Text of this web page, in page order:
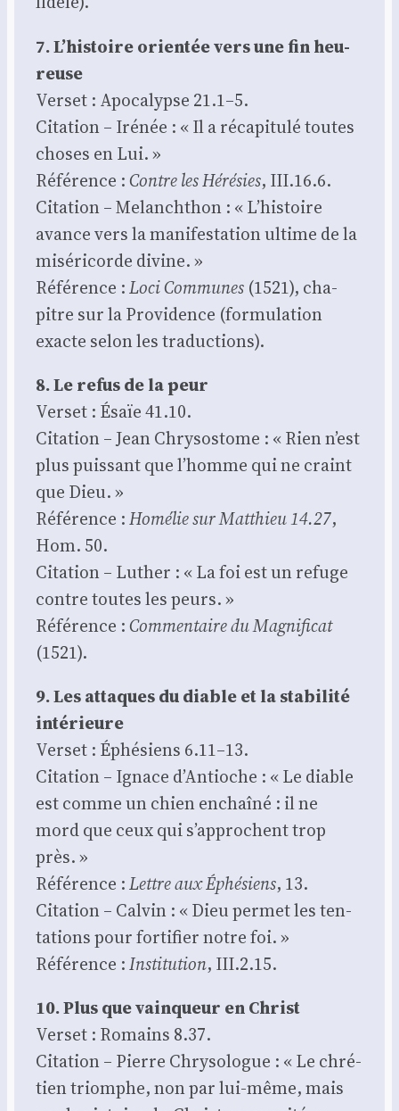
7. L’histoire orien­tée vers une fin heu­
reuse
Ver­set : Apo­ca­lypse 21.1–5.
Cita­tion – Iré­née : « Il a réca­pi­tu­lé toutes
choses en Lui. »
Réfé­rence :Contre les Héré­sies, III.16.6.
Cita­tion – Melanch­thon : « L’histoire
avance vers la mani­fes­ta­tion ultime de la
misé­ri­corde divine. »
Réfé­rence :Loci Com­munes (1521), cha­
pitre sur la Pro­vi­dence (for­mu­la­tion
exacte selon les tra­duc­tions).
8. Le refus de la peur
Ver­set : Ésaïe 41.10.
Cita­tion – Jean Chry­so­stome : « Rien n’est
plus puis­sant que l’homme qui ne craint
que Dieu. »
Réfé­rence :Homé­lie sur Mat­thieu 14.27,
Hom. 50.
Cita­tion – Luther : « La foi est un refuge
contre toutes les peurs. »
Réfé­rence :Com­men­taire du Mag­ni­fi­cat
(1521).
9. Les attaques du diable et la sta­bi­li­té
inté­rieure
Ver­set : Éphé­siens 6.11–13.
Cita­tion – Ignace d’Antioche : « Le diable
est comme un chien enchaî­né : il ne
mord que ceux qui s’approchent trop
près. »
Réfé­rence :Lettre aux Éphé­siens, 13.
Cita­tion – Cal­vin : « Dieu per­met les ten­
ta­tions pour for­ti­fier notre foi. »
Réfé­rence :Ins­ti­tu­tion, III.2.15.
10. Plus que vain­queur en Christ
Ver­set : Romains 8.37.
Cita­tion – Pierre Chry­so­logue : « Le chré­
tien triomphe, non par lui-même, mais